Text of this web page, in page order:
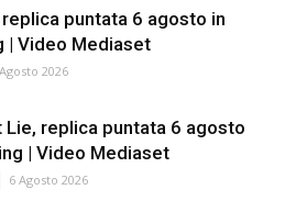
replica puntata 6 agosto in
| Video Mediaset
2026
Lie, replica puntata 6 agosto
| Video Mediaset
6 Agosto 2026